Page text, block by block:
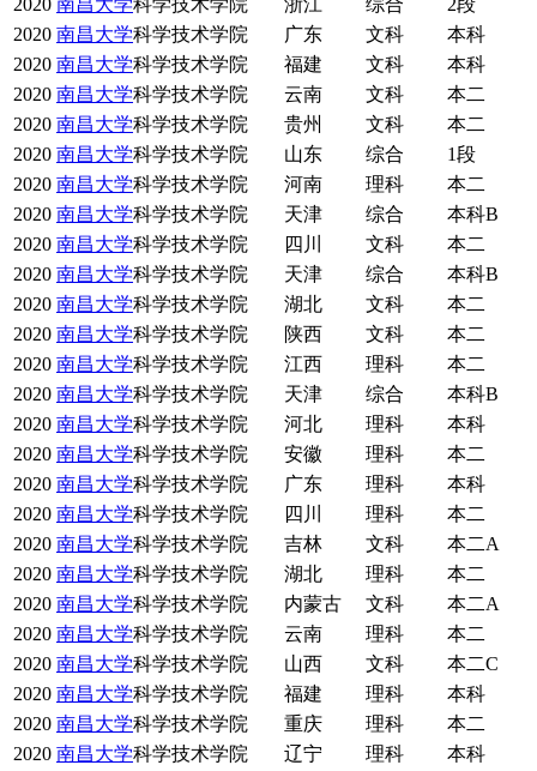
2020 南昌大学科学技术学院 浙江 综合
2段
2020 南昌大学科学技术学院 广东 文科
本科
2020 南昌大学科学技术学院 福建 文科
本科
2020 南昌大学科学技术学院 云南 文科
本二
2020 南昌大学科学技术学院 贵州 文科
本二
2020 南昌大学科学技术学院 山东 综合
1段
2020 南昌大学科学技术学院 河南 理科
本二
2020 南昌大学科学技术学院 天津 综合
本科B
2020 南昌大学科学技术学院 四川 文科
本二
2020 南昌大学科学技术学院 天津 综合
本科B
2020 南昌大学科学技术学院 湖北 文科
本二
2020 南昌大学科学技术学院 陕西 文科
本二
2020 南昌大学科学技术学院 江西 理科
本二
2020 南昌大学科学技术学院 天津 综合
本科B
2020 南昌大学科学技术学院 河北 理科
本科
2020 南昌大学科学技术学院 安徽 理科
本二
2020 南昌大学科学技术学院 广东 理科
本科
2020 南昌大学科学技术学院 四川 理科
本二
2020 南昌大学科学技术学院 吉林 文科
本二A
2020 南昌大学科学技术学院 湖北 理科
本二
2020 南昌大学科学技术学院 内蒙古 文科
本二A
2020 南昌大学科学技术学院 云南 理科
本二
2020 南昌大学科学技术学院 山西 文科
本二C
2020 南昌大学科学技术学院 福建 理科
本科
2020 南昌大学科学技术学院 重庆 理科
本二
2020 南昌大学科学技术学院 辽宁 理科
本科